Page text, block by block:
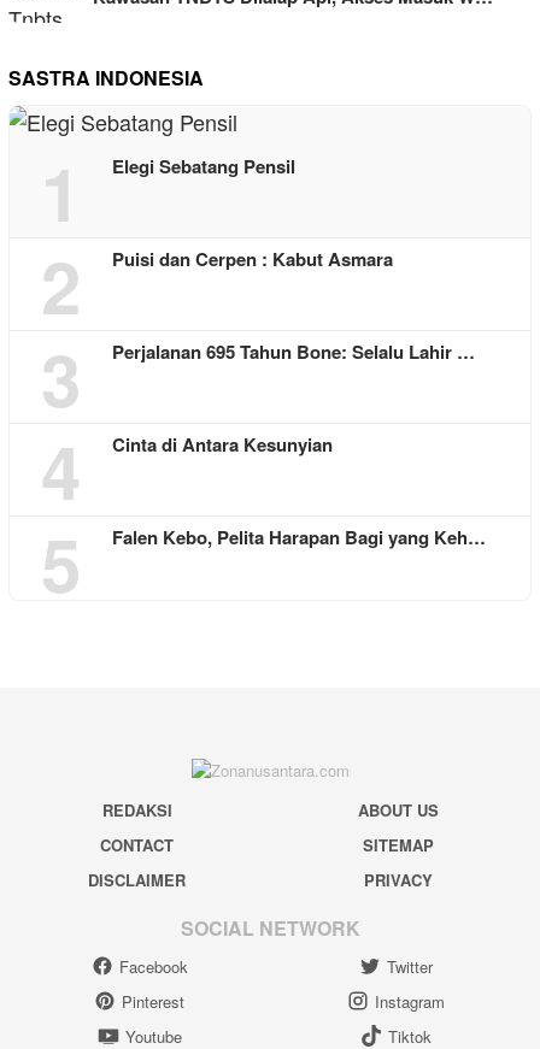
SASTRA INDONESIA
1 Elegi Sebatang Pensil
2 Puisi dan Cerpen : Kabut Asmara
3 Perjalanan 695 Tahun Bone: Selalu Lahir …
4 Cinta di Antara Kesunyian
5 Falen Kebo, Pelita Harapan Bagi yang Keh…
REDAKSI
ABOUT US
CONTACT
SITEMAP
DISCLAIMER
PRIVACY
SOCIAL NETWORK
Facebook
Twitter
Pinterest
Instagram
Youtube
Tiktok